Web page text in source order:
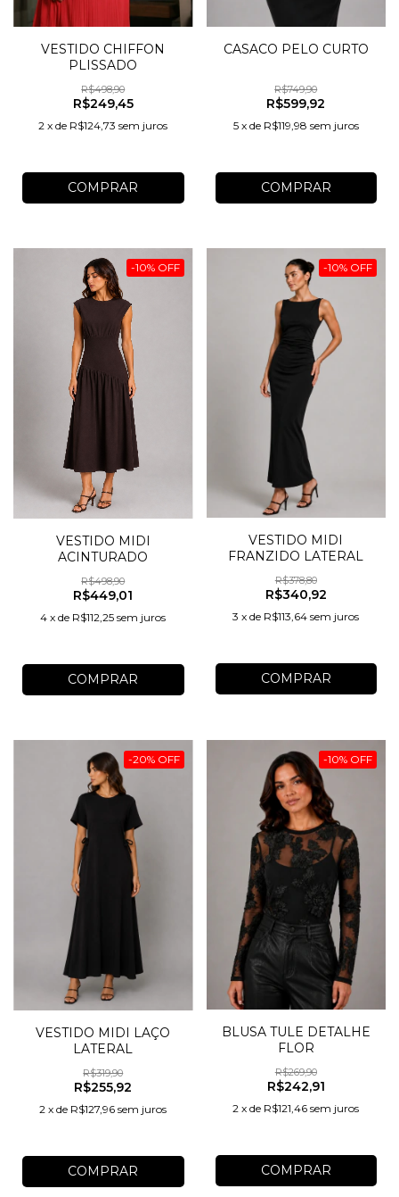
VESTIDO CHIFFON
PLISSADO
R$498,90
R$249,45
2 xde R$124,73 sem juros
COMPRAR
CASACO PELO CURTO
R$749,90
R$599,92
5 x de R$119,98 sem juros
COMPRAR
-10% OFF
VESTIDO MIDI
ACINTURADO
R$498,90
R$449,01
4 xde R$112,25 sem juros
COMPRAR
-10% OFF
VESTIDO MIDI
FRANZIDO LATERAL
R$378,80
R$340,92
3 xde R$113,64 sem juros
COMPRAR
-20% OFF
VESTIDO MIDI LAÇO
LATERAL
R$319,90
R$255,92
2 xde R$127,96 sem juros
COMPRAR
-10% OFF
BLUSA TULE DETALHE
FLOR
R$269,90
R$242,91
2 xde R$121,46 sem juros
COMPRAR